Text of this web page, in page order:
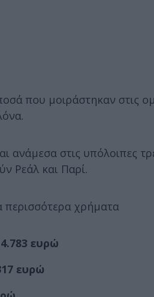
που μοιράστηκαν στις
ανάμεσα στις υπόλοιπες
Ρεάλ και Παρί.
περισσότερα χρήματα
ευρώ
ευρώ